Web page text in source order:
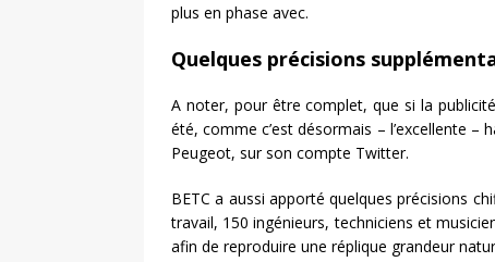
plus en phase avec.
Quelques précisions
A noter, pour être complet, que si la
été, comme c’est désormais – l’excellente –
Peugeot, sur son compte Twitter.
BETC a aussi apporté quelques précisions
travail, 150 ingénieurs, techniciens et
afin de reproduire une réplique grandeur